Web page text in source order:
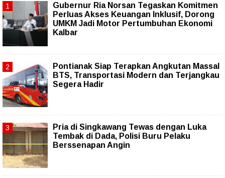
Gubernur Ria Norsan Tegaskan Komitmen
Perluas Akses Keuangan Inklusif, Dorong
UMKM Jadi Motor Pertumbuhan Ekonomi
Kalbar
Pontianak Siap Terapkan Angkutan Massal
BTS, Transportasi Modern dan Terjangkau
Segera Hadir
Pria di Singkawang Tewas dengan Luka
Tembak di Dada, Polisi Buru Pelaku
Berssenapan Angin